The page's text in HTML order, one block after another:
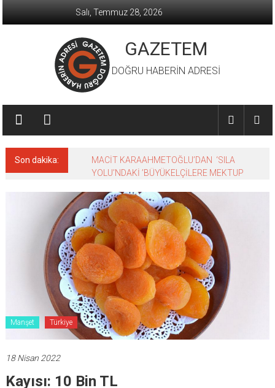
Salı, Temmuz 28, 2026
GAZETEM
DOĞRU HABERİN ADRESİ
Son dakika:
MACİT KARAAHMETOĞLU’DAN ‘SILA
YOLU’NDAKİ ’BÜYÜKELÇİLERE MEKTUP
Manşet Türkiye
18 Nisan 2022
Kayısı: 10 Bin TL